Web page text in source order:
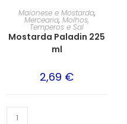
Maionese e Mostarda,
Mercearia,Molhos,
Temperos e Sal
Mostarda Paladin 225
ml
2,69 €